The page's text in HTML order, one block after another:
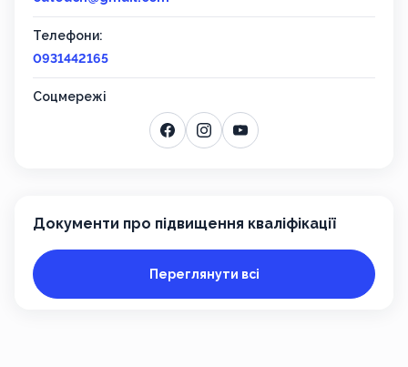
Телефони:
0931442165
Соцмережі
Документи про підвищення кваліфікації
Переглянути всі